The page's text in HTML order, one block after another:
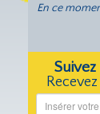
En ce
Suivez